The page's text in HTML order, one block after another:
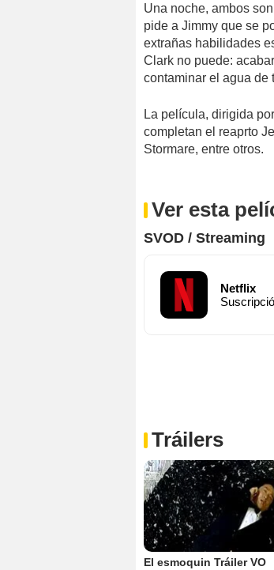
Una noche, ambos
pide a Jimmy que se
extrañas habilidades
Clark no puede:
contaminar el agua de
La película, dirigida
completan el reaprto
Stormare, entre otros.
Ver esta
SVOD / Streaming
Netflix
Tráilers
El esmoquin Tráiler VO